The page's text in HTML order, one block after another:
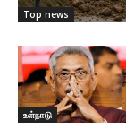
Top news
உள்நாடு